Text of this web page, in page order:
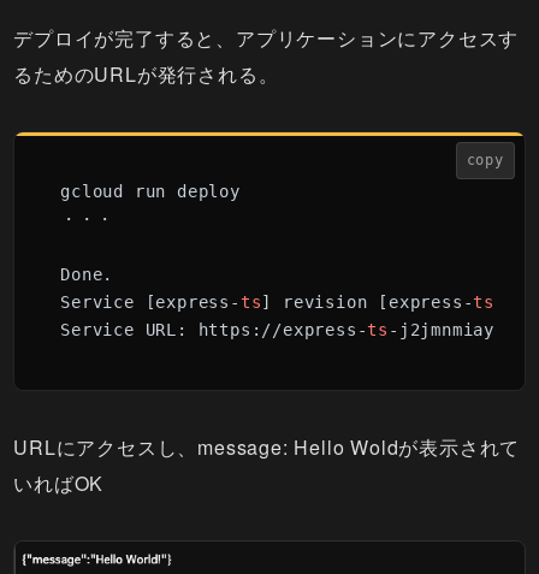
デプロイが完了すると、アプリケーションにアクセスす
るためのURLが発行される。
copy
gcloud run deploy
・・・
Service [express-ts] revision [express-ts
Service URL: https://express-ts -j2jmnmiayq-
URLにアクセスし、message: Hello Woldが表示されて
いればOK